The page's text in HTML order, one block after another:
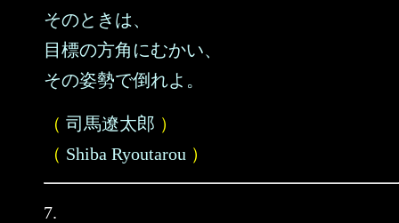
そのときは、
目標の方角にむかい、
その姿勢で倒れよ。
（ 司馬遼太郎 ）
（ Shiba Ryoutarou ）
7.